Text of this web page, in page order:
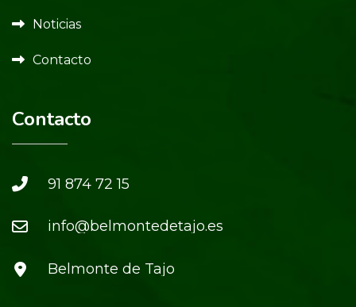
Noticias
Contacto
Contacto
91 874 72 15
info@belmontedetajo.es
Belmonte de Tajo